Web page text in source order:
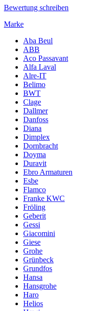
Bewertung schreiben
Marke
Aba Beul
ABB
Aco Passavant
Alfa Laval
Alre-IT
Belimo
BWT
Clage
Dallmer
Danfoss
Diana
Dimplex
Dornbracht
Doyma
Duravit
Ebro Armaturen
Esbe
Flamco
Franke KWC
Fröling
Geberit
Gessi
Giacomini
Giese
Grohe
Grünbeck
Grundfos
Hansa
Hansgrohe
Haro
Helios